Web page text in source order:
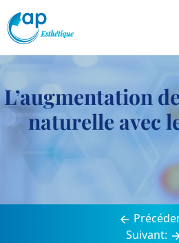
L’augmentation
naturelle avec
Navigation
l’article
Suivant: